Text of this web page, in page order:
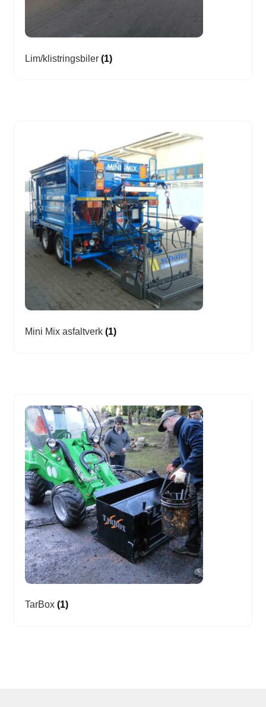
Lim/klistringsbiler (1)
Mini Mix asfaltverk (1)
TarBox (1)